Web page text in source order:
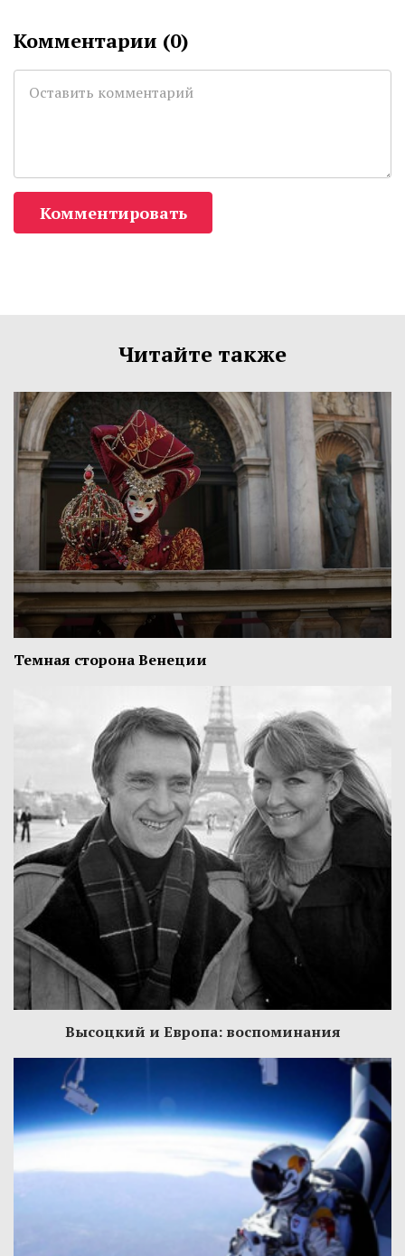
Комментарии (0)
Комментировать
Читайте также
Темная сторона Венеции
Высоцкий и Европа: воспоминания